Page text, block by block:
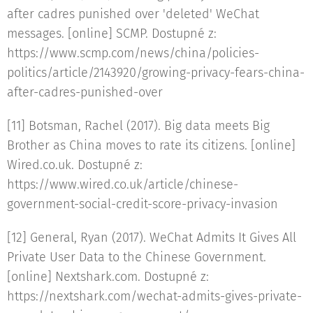
after cadres punished over 'deleted' WeChat
messages. [online] SCMP. Dostupné z:
https://www.scmp.com/news/china/policies-
politics/article/2143920/growing-privacy-fears-china-
after-cadres-punished-over
[11] Botsman, Rachel (2017). Big data meets Big
Brother as China moves to rate its citizens. [online]
Wired.co.uk. Dostupné z:
https://www.wired.co.uk/article/chinese-
government-social-credit-score-privacy-invasion
[12] General, Ryan (2017). WeChat Admits It Gives All
Private User Data to the Chinese Government.
[online] Nextshark.com. Dostupné z:
https://nextshark.com/wechat-admits-gives-private-